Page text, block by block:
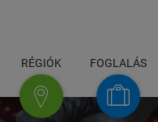
RÉGIÓK FOGLALÁS